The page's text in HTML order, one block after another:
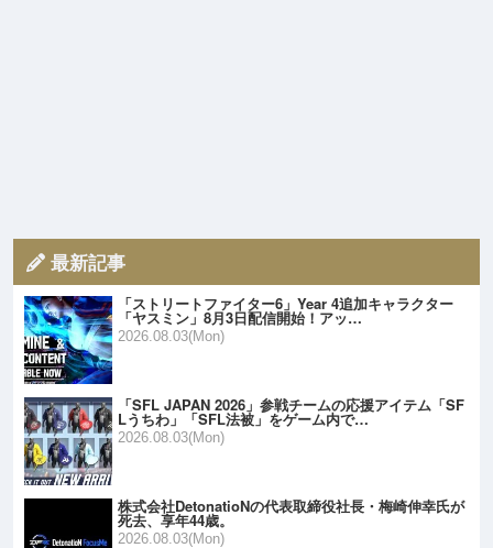
最新記事
「ストリートファイター6」Year 4追加キャラクター
「ヤスミン」8月3日配信開始！アッ…
2026.08.03(Mon)
「SFL JAPAN 2026」参戦チームの応援アイテム「SF
Lうちわ」「SFL法被」をゲーム内で…
2026.08.03(Mon)
株式会社DetonatioNの代表取締役社長・梅崎伸幸氏が
死去、享年44歳。
2026.08.03(Mon)